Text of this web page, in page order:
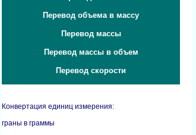
Перевод объема в массу
Перевод массы
Перевод массы в объем
Перевод скорости
Конвертация единиц измерения:
граны в граммы